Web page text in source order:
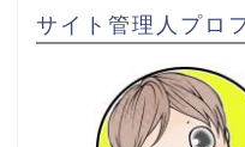
サイト管理人プロ